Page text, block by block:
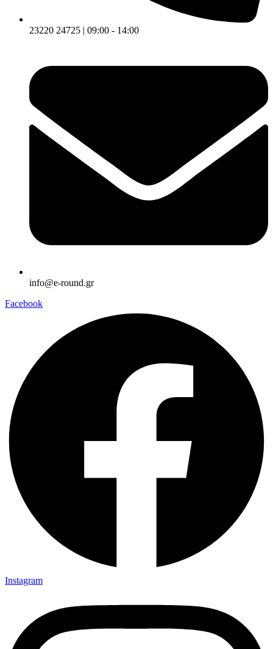
23220 24725 | 09:00 - 14:00
info@e-round.gr
Facebook
Instagram